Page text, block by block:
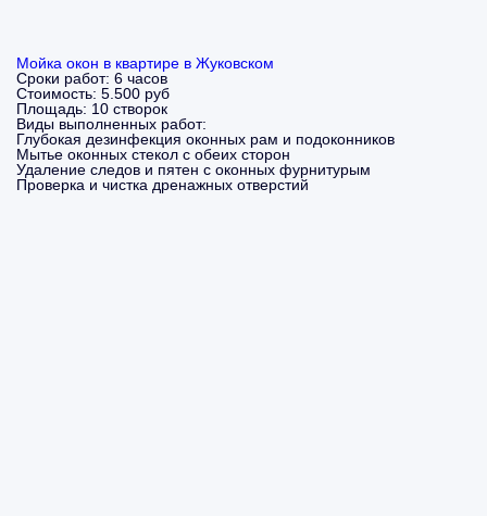
Мойка окон в квартире в Жуковском
Сроки работ: 6 часов
Стоимость: 5.500 руб
Площадь: 10 створок
Виды выполненных работ:
Глубокая дезинфекция оконных рам и подоконников
Мытье оконных стекол с обеих сторон
Удаление следов и пятен с оконных фурнитурым
Проверка и чистка дренажных отверстий